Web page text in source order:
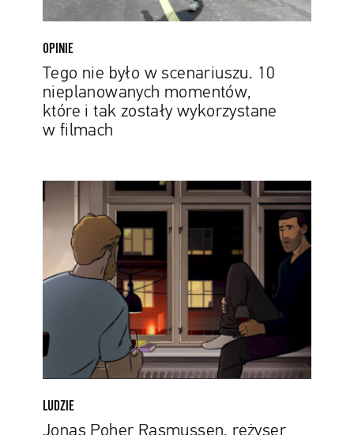
tak
zostały
w
filmach
OPINIE
Tego nie było w scenariuszu. 10
nieplanowanych momentów,
które i tak zostały wykorzystane
w filmach
Rasmussen,
„Przeżyć”:
Animowane
LUDZIE
Jonas Poher Rasmussen, reżyser